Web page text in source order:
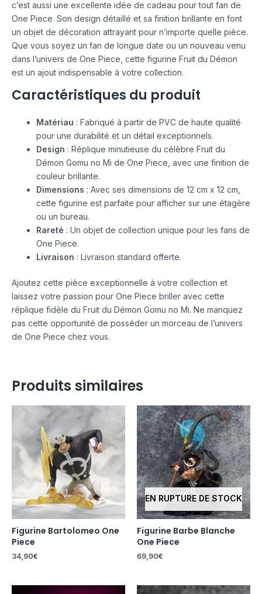
c’est aussi une excellente idée de cadeau pour tout fan de
One Piece. Son design détaillé et sa finition brillante en font
un objet de décoration attrayant pour n’importe quelle pièce.
Que vous soyez un fan de longue date ou un nouveau venu
dans l’univers de One Piece, cette figurine Fruit du Démon
est un ajout indispensable à votre collection.
Caractéristiques du produit
Matériau : Fabriqué à partir de PVC de haute qualité
pour une durabilité et un détail exceptionnels.
Design : Réplique minutieuse du célèbre Fruit du
Démon Gomu no Mi de One Piece, avec une finition de
couleur brillante.
Dimensions : Avec ses dimensions de 12 cm x 12 cm,
cette figurine est parfaite pour afficher sur une étagère
ou un bureau.
Rareté : Un objet de collection unique pour les fans de
One Piece.
Livraison : Livraison standard offerte.
Ajoutez cette pièce exceptionnelle à votre collection et
laissez votre passion pour One Piece briller avec cette
réplique fidèle du Fruit du Démon Gomu no Mi. Ne manquez
pas cette opportunité de posséder un morceau de l’univers
de One Piece chez vous.
Produits similaires
Figurine Bartolomeo One
Piece
34,90€
EN RUPTURE DE STOCK
Figurine Barbe Blanche
One Piece
69,90€